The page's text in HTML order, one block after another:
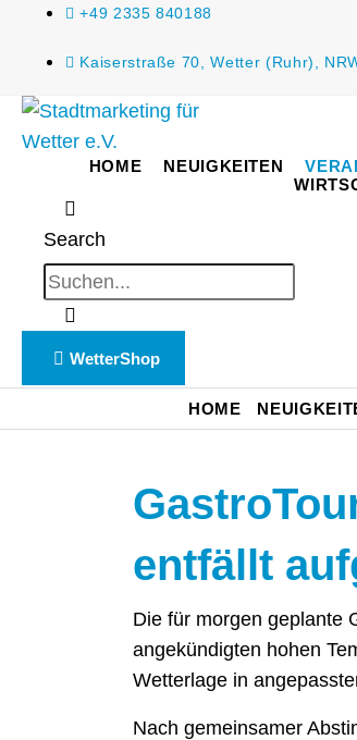
+49 2335 840188
Kaiserstraße 70, Wetter (Ruhr),
HOME NEUIGKEITEN
Search
WetterShop
HOME
entfällt
Die für morgen geplante
angekündigten hohen
Wetterlage in
Nach gemeinsamer